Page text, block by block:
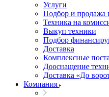
Услуги
Подбор и продажа
Техника на
Выкуп техники
Подбор
Доставка
Комплексные
Дооснащение
Доставка «До
Компания